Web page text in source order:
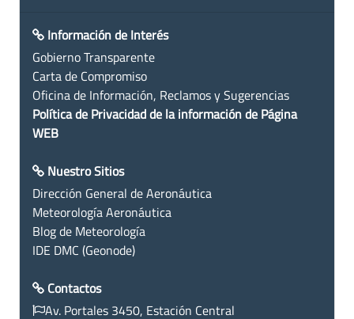
Información de Interés
Gobierno Transparente
Carta de Compromiso
Oficina de Información, Reclamos y Sugerencias
Política de Privacidad de la información de Página
WEB
Nuestro Sitios
Dirección General de Aeronáutica
Meteorología Aeronáutica
Blog de Meteorología
IDE DMC (Geonode)
Contactos
Av. Portales 3450, Estación Central